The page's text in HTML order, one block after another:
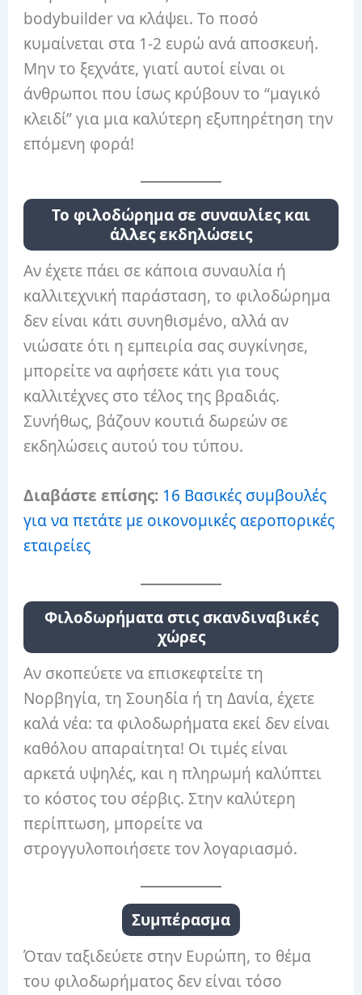
bodybuilder να κλάψει. Το ποσό
κυμαίνεται στα 1-2 ευρώ ανά αποσκευή.
Μην το ξεχνάτε, γιατί αυτοί είναι οι
άνθρωποι που ίσως κρύβουν το “μαγικό
κλειδί” για μια καλύτερη εξυπηρέτηση την
επόμενη φορά!
Το φιλοδώρημα σε συναυλίες και
άλλες εκδηλώσεις
Αν έχετε πάει σε κάποια συναυλία ή
καλλιτεχνική παράσταση, το φιλοδώρημα
δεν είναι κάτι συνηθισμένο, αλλά αν
νιώσατε ότι η εμπειρία σας συγκίνησε,
μπορείτε να αφήσετε κάτι για τους
καλλιτέχνες στο τέλος της βραδιάς.
Συνήθως, βάζουν κουτιά δωρεών σε
εκδηλώσεις αυτού του τύπου.
Διαβάστε επίσης: 16 Βασικές συμβουλές
για να πετάτε με οικονομικές αεροπορικές
εταιρείες
Φιλοδωρήματα στις σκανδιναβικές
χώρες
Αν σκοπεύετε να επισκεφτείτε τη
Νορβηγία, τη Σουηδία ή τη Δανία, έχετε
καλά νέα: τα φιλοδωρήματα εκεί δεν είναι
καθόλου απαραίτητα! Οι τιμές είναι
αρκετά υψηλές, και η πληρωμή καλύπτει
το κόστος του σέρβις. Στην καλύτερη
περίπτωση, μπορείτε να
στρογγυλοποιήσετε τον λογαριασμό.
Συμπέρασμα
Όταν ταξιδεύετε στην Ευρώπη, το θέμα
του φιλοδωρήματος δεν είναι τόσο